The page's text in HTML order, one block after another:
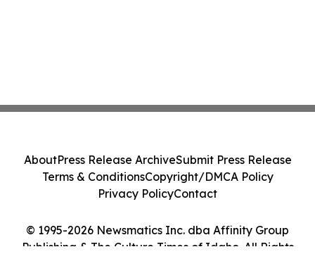
© 1995-2026 Newsmatics Inc. dba Affinity Group
Publishing & The Culture Times of Idaho. All Rights
AboutPress Release ArchiveSubmit Press Release
Terms & ConditionsCopyright/DMCA Policy
Privacy PolicyContact